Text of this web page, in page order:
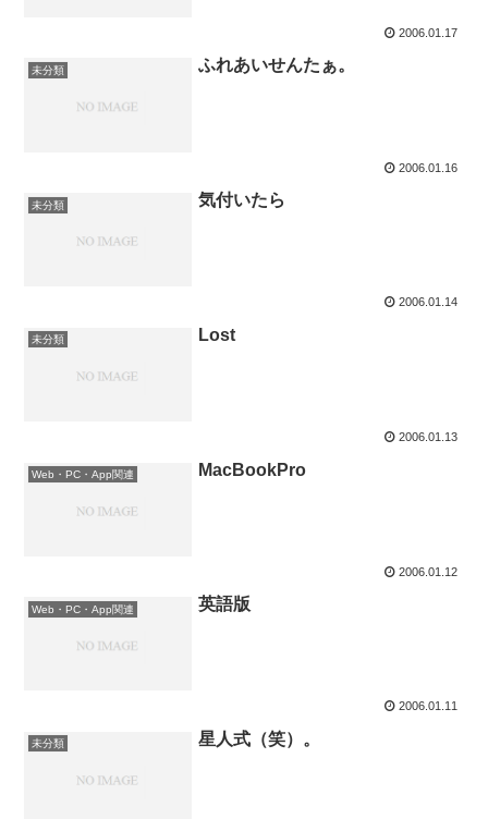
2006.01.17
未分類 ふれあいせんたぁ。
2006.01.16
未分類 気付いたら
2006.01.14
未分類 Lost
2006.01.13
Web・PC・App関連 MacBookPro
2006.01.12
Web・PC・App関連 英語版
2006.01.11
未分類 星人式（笑）。